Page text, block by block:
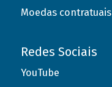
Moedas contratuais
Redes Sociais
YouTube